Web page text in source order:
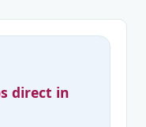
direct in